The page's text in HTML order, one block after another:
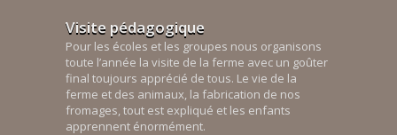
Visite pédagogique
Pour les écoles et les groupes nous organisons
toute l’année la visite de la ferme avec un goûter
final toujours apprécié de tous. Le vie de la
ferme et des animaux, la fabrication de nos
fromages, tout est expliqué et les enfants
apprennent énormément.